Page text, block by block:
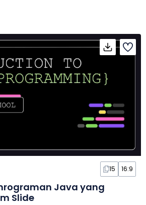
15 16:9
Java yang
Slide